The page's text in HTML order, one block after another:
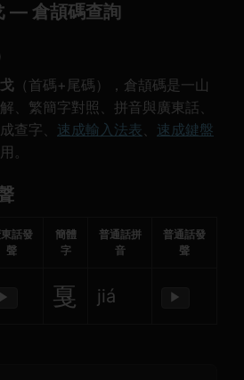
— 倉頡碼查詢
（首碼+尾碼），倉頡碼是一山
、繁簡字對照、拼音與廣東話、
查字、 速成輸入法表、 速成鍵盤
。
話發
聲
簡體
字
普通話拼
音
普通話發
聲
▶ 戛 jiá ▶